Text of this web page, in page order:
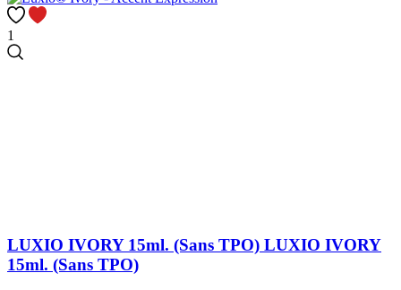
1
LUXIO IVORY 15ml. (Sans TPO) LUXIO IVORY
15ml. (Sans TPO)